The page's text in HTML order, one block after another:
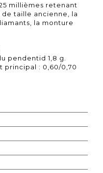
millièmes retenant
taille ancienne, la
la monture
pendentid 1,8 g.
principal : 0,60/0,70